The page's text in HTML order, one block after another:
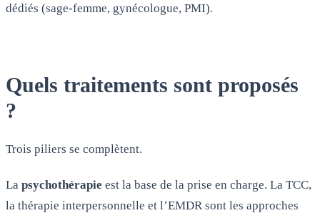
dédiés (sage-femme, gynécologue, PMI).
Quels traitements sont proposés
?
Trois piliers se complètent.
La psychothérapie est la base de la prise en charge. La TCC,
la thérapie interpersonnelle et l’EMDR sont les approches